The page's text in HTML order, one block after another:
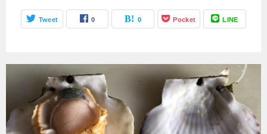
Tweet 0 0 Pocket LINE